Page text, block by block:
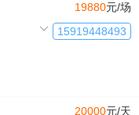
19880元/场
15919448493
20000元/天